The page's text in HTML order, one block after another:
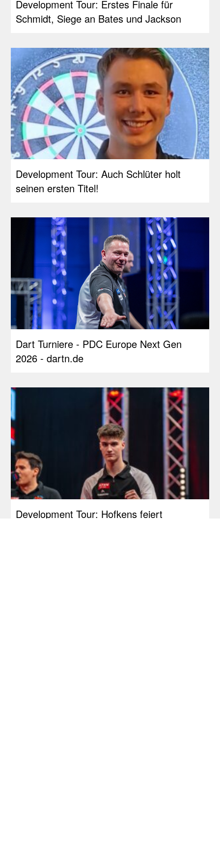
Development Tour: Erstes Finale für
Schmidt, Siege an Bates und Jackson
Development Tour: Auch Schlüter holt
seinen ersten Titel!
Dart Turniere - PDC Europe Next Gen
2026 - dartn.de
Development Tour: Hofkens feiert